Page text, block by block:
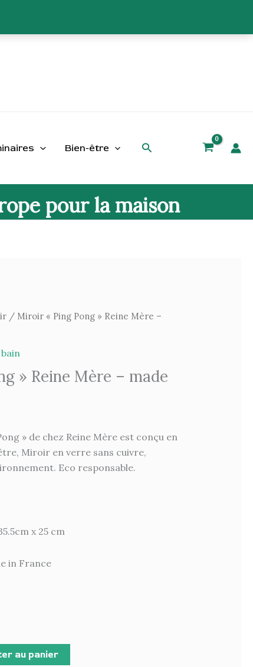
Bien-être Rechercher
pour la maison
/ Miroir « Ping Pong » Reine Mère –
» Reine Mère – made
» de chez Reine Mère est conçu en
Miroir en verre sans cuivre,
Eco responsable.
x 25 cm
in France
au panier